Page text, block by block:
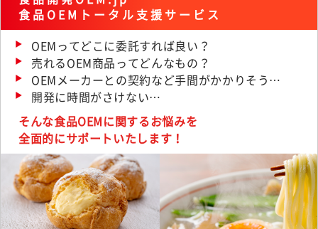
食品OEMトータル支援サービス
OEMってどこに委託すれば良い？
売れるOEM商品ってどんなもの？
OEMメーカーとの契約など手間がかかりそう…
開発に時間がさけない…
そんな食品OEMに関するお悩みを
全面的にサポートいたします！